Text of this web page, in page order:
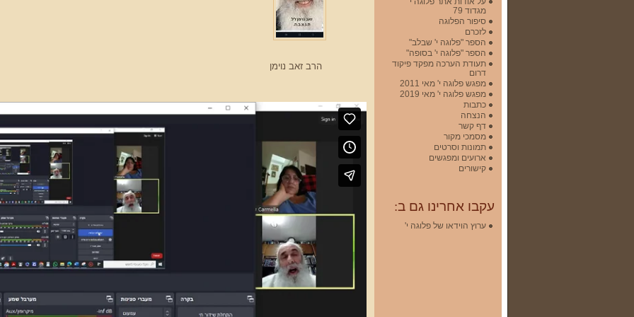
הרב זאב נוימן
מגדוד 79
סיפור הפלוגה
לזכרם
הספר "פלוגה י' שבלב"
הספר "פלוגה י' בסופה"
תעודת הערכה מפקד פיקוד
דרום
מפגש פלוגה י' מאי 2011
מפגש פלוגה י' מאי 2019
כתבות
הנצחה
דף קשר
מסמכי מקור
תמונות וסרטים
ארועים ומפגשים
קישורים
עקבו אחרינו גם ב:
ערוץ הוידאו של פלוגה י'